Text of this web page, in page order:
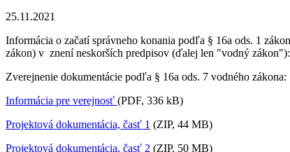
25.11.2021
Informácia o začatí správneho konania podľa § 16a ods. 1
zákon) v znení neskorších predpisov (ďalej len "vodný zákon"):
Zverejnenie dokumentácie podľa § 16a ods. 7 vodného zákona:
Informácia pre verejnosť (PDF, 336 kB)
Projektová dokumentácia, časť 1 (ZIP, 44 MB)
Projektová dokumentácia, časť 2 (ZIP, 50 MB)